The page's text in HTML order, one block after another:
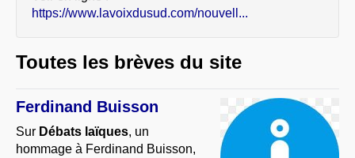
https://www.lavoixdusud.com/nouvell...
Toutes les brèves du site
Ferdinand Buisson
Sur Débats laïques, un
hommage à Ferdinand Buisson,